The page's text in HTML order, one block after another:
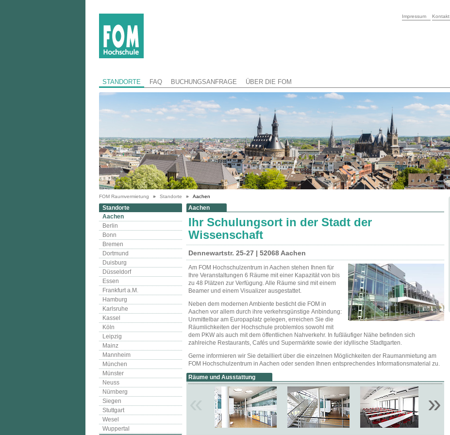
Impressum Kontakt
STANDORTE FAQ BUCHUNGSANFRAGE ÜBER DIE FOM
FOM Raumvermietung » Standorte » Aachen
Standorte
Aachen
Berlin
Bonn
Bremen
Dortmund
Duisburg
Düsseldorf
Essen
Frankfurt a.M.
Hamburg
Karlsruhe
Kassel
Köln
Leipzig
Mainz
Mannheim
München
Münster
Neuss
Nürnberg
Siegen
Stuttgart
Wesel
Wuppertal
Aachen
Ihr Schulungsort in der Stadt der
Wissenschaft
Dennewartstr. 25-27 | 52068 Aachen
Am FOM Hochschulzentrum in Aachen stehen Ihnen für
Ihre Veranstaltungen 6 Räume mit einer Kapazität von bis
zu 48 Plätzen zur Verfügung. Alle Räume sind mit einem
Beamer und einem Visualizer ausgestattet.
Neben dem modernen Ambiente besticht die FOM in
Aachen vor allem durch ihre verkehrsgünstige Anbindung:
Unmittelbar am Europaplatz gelegen, erreichen Sie die
Räumlichkeiten der Hochschule problemlos sowohl mit
dem PKW als auch mit dem öffentlichen Nahverkehr. In fußläufiger Nähe befinden sich
zahlreiche Restaurants, Cafés und Supermärkte sowie der idyllische Stadtgarten.
Gerne informieren wir Sie detailliert über die einzelnen Möglichkeiten der Raumanmietung am
FOM Hochschulzentrum in Aachen oder senden Ihnen entsprechendes Informationsmaterial zu.
Räume und Ausstattung
»